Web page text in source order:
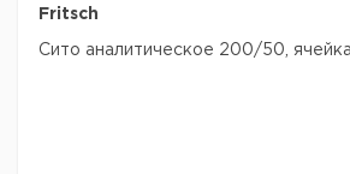
Fritsch
Сито аналитическое 200/50, ячейка